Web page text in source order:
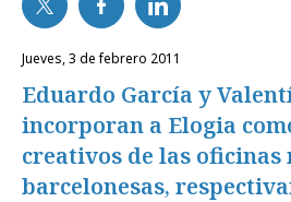
jueves, 3 de febrero 2011
Eduardo García y
incorporan a Elogia
creativos de las
barcelonesas,